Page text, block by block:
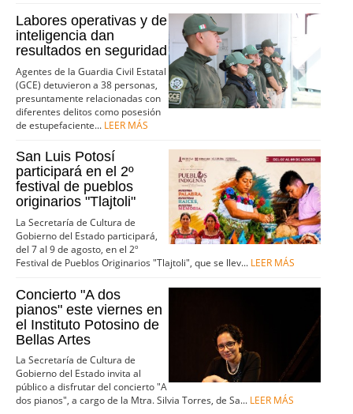
Labores operativas y de
inteligencia dan
resultados en seguridad
Agentes de la Guardia Civil Estatal
(GCE) detuvieron a 38 personas,
presuntamente relacionadas con
diferentes delitos como posesión
de estupefaciente... LEER MÁS
San Luis Potosí
participará en el 2º
festival de pueblos
originarios "Tlajtoli"
La Secretaría de Cultura de
Gobierno del Estado participará,
del 7 al 9 de agosto, en el 2º
Festival de Pueblos Originarios "Tlajtoli", que se llev... LEER MÁS
Concierto "A dos
pianos" este viernes en
el Instituto Potosino de
Bellas Artes
La Secretaría de Cultura de
Gobierno del Estado invita al
público a disfrutar del concierto "A
dos pianos", a cargo de la Mtra. Silvia Torres, de Sa... LEER MÁS